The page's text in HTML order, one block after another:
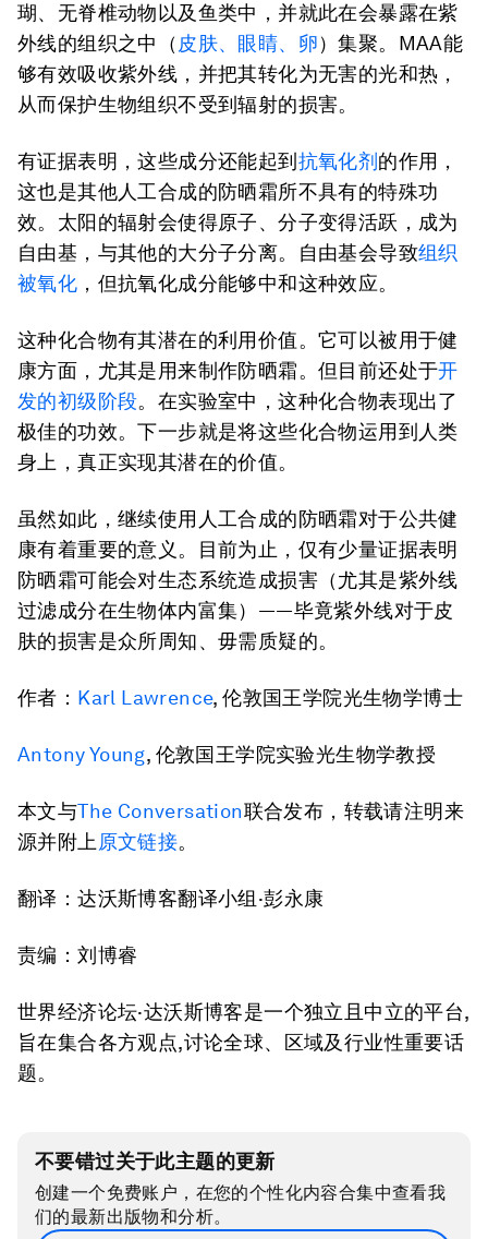
瑚、无脊椎动物以及鱼类中，并就此在会暴露在紫
外线的组织之中（ 皮肤、眼睛、卵）集聚。MAA能
够有效吸收紫外线，并把其转化为无害的光和热，
从而保护生物组织不受到辐射的损害。
有证据表明，这些成分还能起到 抗氧化剂 的作用，
这也是其他人工合成的防晒霜所不具有的特殊功
效。太阳的辐射会使得原子、分子变得活跃，成为
自由基，与其他的大分子分离。自由基会导致组织
被氧化 ，但抗氧化成分能够中和这种效应。
这种化合物有其潜在的利用价值。它可以被用于健
康方面，尤其是用来制作防晒霜。但目前还处于开
发的初级阶段。在实验室中，这种化合物表现出了
极佳的功效。下一步就是将这些化合物运用到人类
身上，真正实现其潜在的价值。
虽然如此，继续使用人工合成的防晒霜对于公共健
康有着重要的意义。目前为止，仅有少量证据表明
防晒霜可能会对生态系统造成损害（尤其是紫外线
过滤成分在生物体内富集）——毕竟紫外线对于皮
肤的损害是众所周知、毋需质疑的。
作者： Karl Lawrence, 伦敦国王学院光生物学博士
Antony Young, 伦敦国王学院实验光生物学教授
本文与The Conversation联合发布，转载请注明来
源并附上 原文链接。
翻译：达沃斯博客翻译小组·彭永康
责编：刘博睿
世界经济论坛·达沃斯博客是一个独立且中立的平台,
旨在集合各方观点,讨论全球、区域及行业性重要话
题。
不要错过关于此主题的更新
创建一个免费账户，在您的个性化内容合集中查看我
们的最新出版物和分析。